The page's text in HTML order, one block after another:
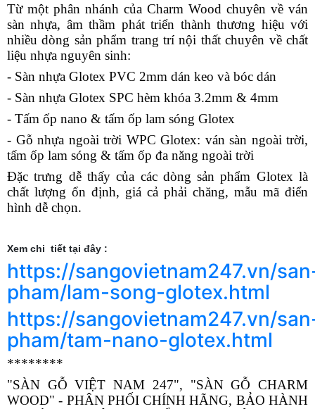
Từ một phân nhánh của Charm Wood chuyên về ván
sàn nhựa, âm thầm phát triển thành thương hiệu với
nhiều dòng sản phẩm trang trí nội thất chuyên về chất
liệu nhựa nguyên sinh:
- Sàn nhựa Glotex PVC 2mm dán keo và bóc dán
- Sàn nhựa Glotex SPC hèm khóa 3.2mm & 4mm
- Tấm ốp nano & tấm ốp lam sóng Glotex
- Gỗ nhựa ngoài trời WPC Glotex: ván sàn ngoài trời,
tấm ốp lam sóng & tấm ốp đa năng ngoài trời
Đặc trưng dễ thấy của các dòng sản phẩm Glotex là
chất lượng ổn định, giá cả phải chăng, mẫu mã điển
hình dễ chọn.
Xem chi tiết tại đây :
https://sangovietnam247.vn/
pham/lam-song-glotex.html
https://sangovietnam247.vn/
pham/tam-nano-glotex.html
********
"SÀN GỖ VIỆT NAM 247", "SÀN GỖ CHARM
WOOD" - PHÂN PHỐI CHÍNH HÃNG, BẢO HÀNH